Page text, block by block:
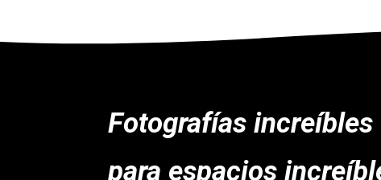
Fotografías increíbles
para espacios